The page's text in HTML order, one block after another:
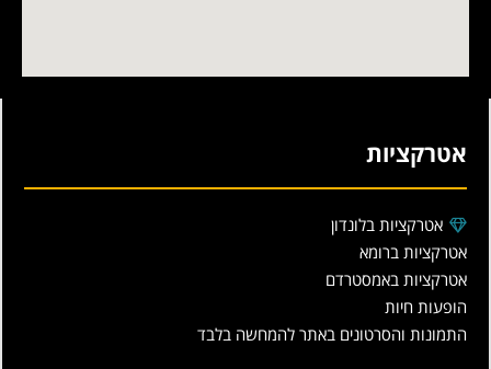
אטרקציות
אטרקציות בלונדון
אטרקציות ברומא
אטרקציות באמסטרדם
הופעות חיות
התמונות והסרטונים באתר להמחשה בלבד